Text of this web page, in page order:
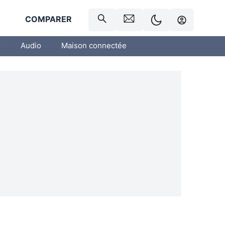
COMPARER
Audio Maison connectée